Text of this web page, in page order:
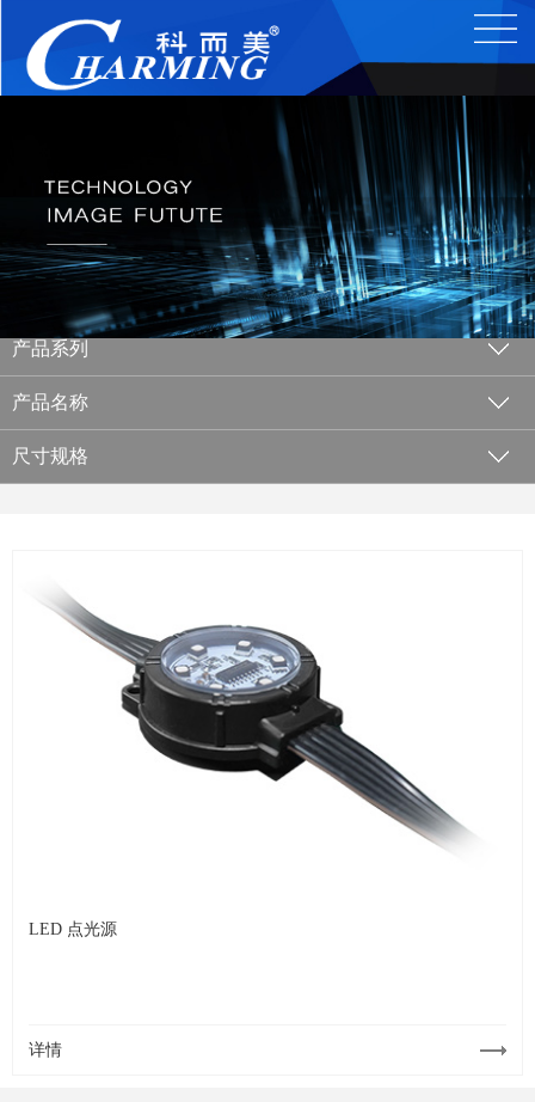
产品系列
产品名称
尺寸规格
LED 点光源
详情